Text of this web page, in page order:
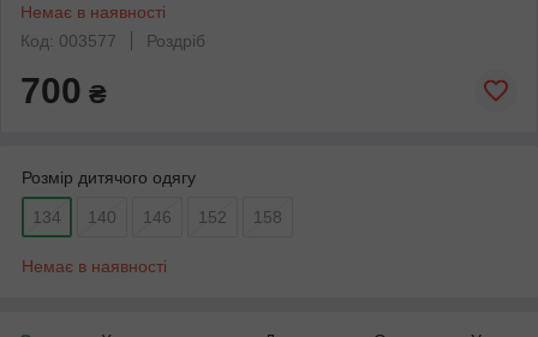
Немає в наявності
Код: 003577
Роздріб
700 ₴
Розмір дитячого одягу
134 140 146 152 158
Немає в наявності